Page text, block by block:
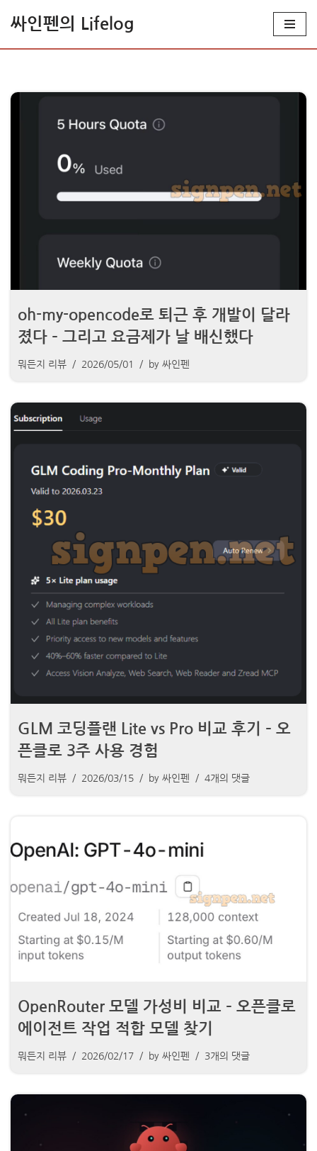
로
싸인펜의 Lifelog
oh-my-opencode로 퇴근 후 개발이 달라
졌다 – 그리고 요금제가 날 배신했다
뭐든지 리뷰 2026/05/01 by 싸인펜
GLM 코딩플랜 Lite vs Pro 비교 후기 – 오
픈클로 3주 사용 경험
뭐든지 리뷰 2026/03/15 by 싸인펜 4개의 댓글
OpenRouter 모델 가성비 비교 – 오픈클로
에이전트 작업 적합 모델 찾기
뭐든지 리뷰 2026/02/17 by 싸인펜 3개의 댓글